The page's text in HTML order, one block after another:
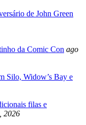
de John Green
da Comic Con ago
Silo, Widow’s Bay e
filas e
2026